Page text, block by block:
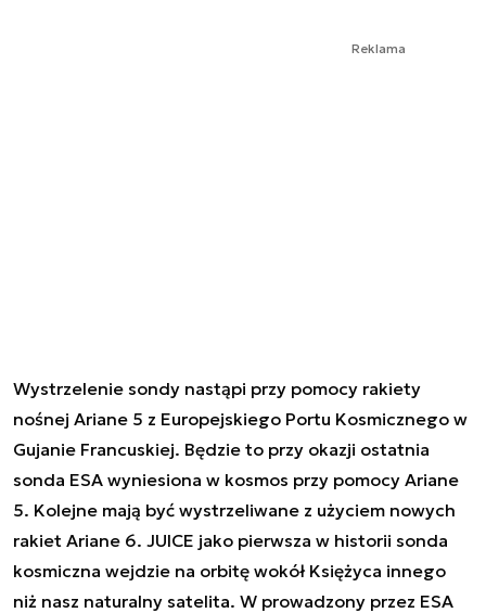
Reklama
Wystrzelenie sondy nastąpi przy pomocy rakiety
nośnej Ariane 5 z Europejskiego Portu Kosmicznego w
Gujanie Francuskiej. Będzie to przy okazji ostatnia
sonda ESA wyniesiona w kosmos przy pomocy Ariane
5. Kolejne mają być wystrzeliwane z użyciem nowych
rakiet Ariane 6. JUICE jako pierwsza w historii sonda
kosmiczna wejdzie na orbitę wokół Księżyca innego
niż nasz naturalny satelita. W prowadzony przez ESA